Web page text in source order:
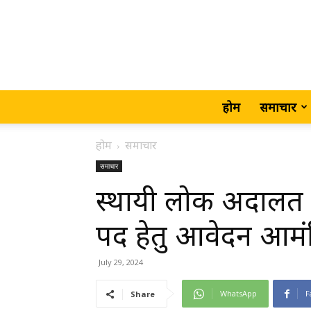
होम समाचार
होम समाचार
समाचार
स्थायी लोक
पद हेतु आवेदन
July 29, 2024
Share WhatsApp